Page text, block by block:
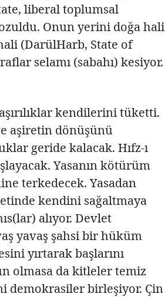
liberal toplumsal
Onun yerini doğa hali
(DarülHarb, State of
selamı (sabahı) kesiyor.
kendilerini tüketti.
aşiretin dönüşünü
geride kalacak. Hıfz-ı
Yasanın kötürüm
terkedecek. Yasadan
kendini sağaltmaya
alıyor. Devlet
yavaş şahsi bir hüküm
yırtarak başlarını
olmasa da kitleler temiz
demokrasiler birleşiyor. Çin